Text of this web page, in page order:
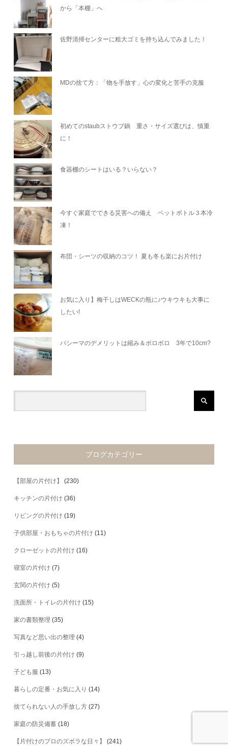
から「本棚」へ
佐野清掃センターに粗大ゴミを持ち込んでみました！
MDの捨て方：「物を手放す」心の変化と苦手の克服
初めてのstaubストウブ鍋 重さ・サイズ選びは、慎重
に！
食器棚のシートはいる？いらない？
今すぐ家庭でできる災害への備え ペットボトル３本冷
凍！
布団・シーツの収納のコツ！ 夏も冬も楽にお片付け
お気に入り】梅干しはWECKの瓶に♪ウキウキも大事に
したい!
パシーマのデメリットは縮み＆ボロボロ 3年で10cm?
ブログカテゴリー
【部屋の片付け】 (230)
キッチンの片付け (36)
リビングの片付け (19)
子供部屋・おもちゃの片付け (11)
クローゼットの片付け (16)
寝室の片付け (7)
玄関の片付け (5)
洗面所・トイレの片付け (15)
家の書類整理 (35)
写真など思い出の整理 (4)
引っ越し前後の片付け (9)
子ども服 (13)
暮らしの定番・お気に入り (14)
捨てられない人の手放し方 (27)
家庭の防災備蓄 (18)
【片付けのプロのズボラな日々】 (241)